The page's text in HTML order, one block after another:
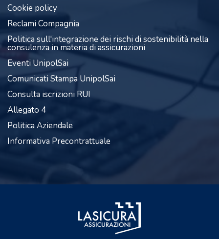
Cookie policy
Reclami Compagnia
Politica sull'integrazione dei rischi di sostenibilità nella
consulenza in materia di assicurazioni
Eventi UnipolSai
Comunicati Stampa UnipolSai
Consulta iscrizioni RUI
Allegato 4
Politica Aziendale
Informativa Precontrattuale